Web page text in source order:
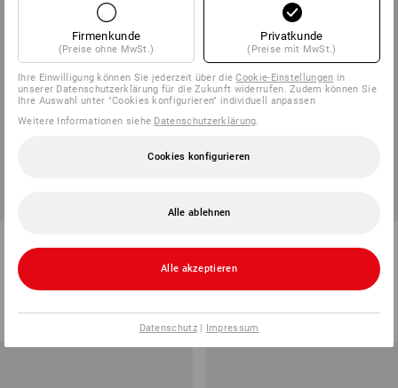
Silverfresh
(m. MwSt.) ab 10 Stück (m. MwSt.) ab 10 Stück
Firmenkunde
(Preise ohne MwSt.)
Privatkunde
(Preise mit MwSt.)
Ihre Einwilligung können Sie jederzeit über dieCookie-Einstellungen in
unserer Datenschutzerklärung für die Zukunft widerrufen. Zudem können Sie
Ihre Auswahl unter "Cookies konfigurieren" individuell anpassen
Weitere Informationen siehe Datenschutzerklärung
Cookies konfigurieren
Alle ablehnen
Alle akzeptieren
Datenschutz| Impressum